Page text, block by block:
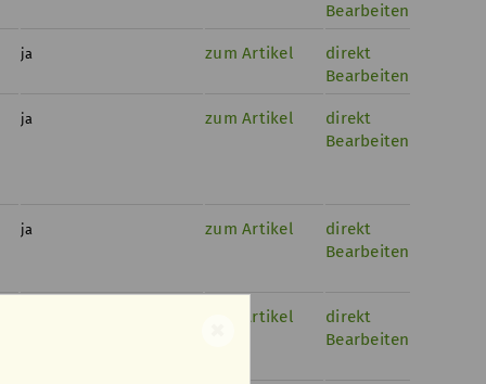
Bearbeiten
ja zum Artikel
direkt
Bearbeiten
ja zum Artikel
direkt
Bearbeiten
ja zum Artikel
direkt
Bearbeiten
zum Artikel
direkt
Bearbeiten